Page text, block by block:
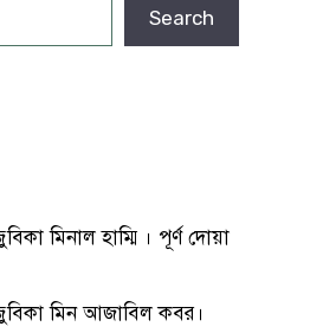
Search
মিনাল হাম্মি । পূর্ণ দোয়া
মিন আজাবিল কবর।